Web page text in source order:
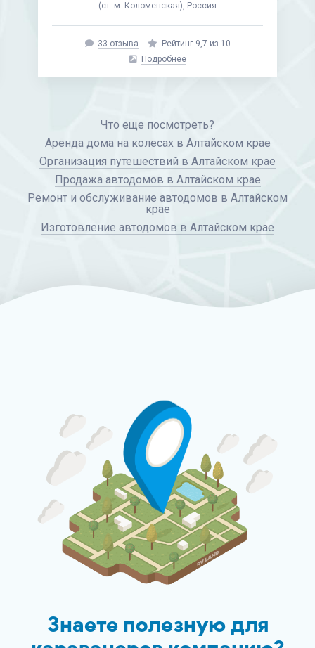
(ст. м. Коломенская), Россия
33 отзыва
Рейтинг 9,7 из 10
Подробнее
Что еще посмотреть?
Аренда дома на колесах в Алтайском крае
Организация путешествий в Алтайском крае
Продажа автодомов в Алтайском крае
Ремонт и обслуживание автодомов в Алтайском
крае
Изготовление автодомов в Алтайском крае
Знаете полезную для